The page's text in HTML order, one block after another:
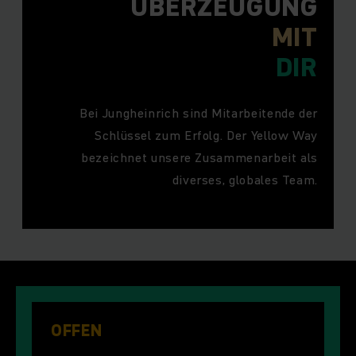
MIT
DIR
Bei Jungheinrich sind Mitarbeitende der
Schlüssel zum Erfolg. Der Yellow Way
bezeichnet unsere Zusammenarbeit als
diverses, globales Team.
OFFEN